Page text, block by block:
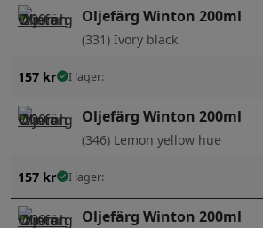
Oljefärg Winton 200ml
(331) Ivory black
157 kr I lager:
Oljefärg Winton 200ml
(346) Lemon yellow hue
157 kr I lager:
Oljefärg Winton 200ml